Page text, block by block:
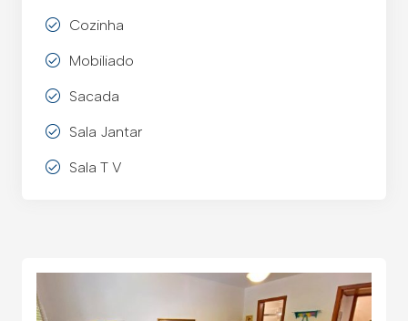
Cozinha
Mobiliado
Sacada
Sala Jantar
Sala T V